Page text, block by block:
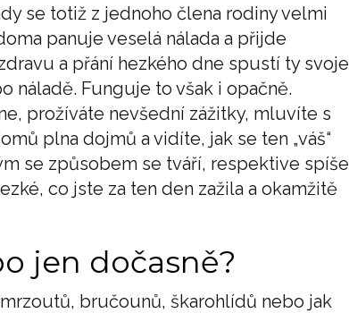
se totiž z jednoho člena rodiny velmi
panuje veselá nálada a přijde
a přání hezkého dne spustí ty svoje
náladě. Funguje to však i opačně.
prožíváte nevšední zážitky, mluvíte s
plna dojmů a vidíte, jak se ten „váš“
se způsobem se tváří, respektive spíše
co jste za ten den zažila a okamžitě
jen dočasně?
bručounů, škarohlídů nebo jak